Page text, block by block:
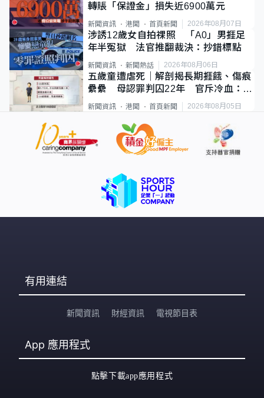
轉賬「保證金」損失近6900萬元
新聞資訊 港聞 首頁新聞 2026年08月07日
涉誘12歲女自拍祼照 「A0」男捱足
年半冤獄 法官推翻裁決：抄錯標點
新聞資訊 新聞熱話 2026年08月06日
五歲童遭虐死｜解剖揭長期捱餓、傷痕
纍纍 母認罪判囚22年 官斥冷血：同
類案最惡劣
新聞資訊 港聞 首頁新聞 2026年08月05日
有用連結
新聞資訊 財經資訊 電視節目表
App 應用程式
點擊下載app應用程式